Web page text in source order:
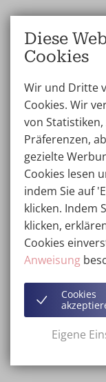
BBL-
Beim Vergleich
es wichtig, nicht
und die
berücksichtigen.
und hängen von
um das
erheblich auf die
Zusätzliche
da jede Sitzung
Anästhesie und
Preislisten der
Sie die Kosten
Preisvergleich
Diese
Cookies
Wir und Dritte
Cookies. Wir
von
Präferenzen,
gezielte
Cookies lesen
indem Sie auf
klicken. Indem
klicken,
Cookies
Anweisung
Cookies
Eigene